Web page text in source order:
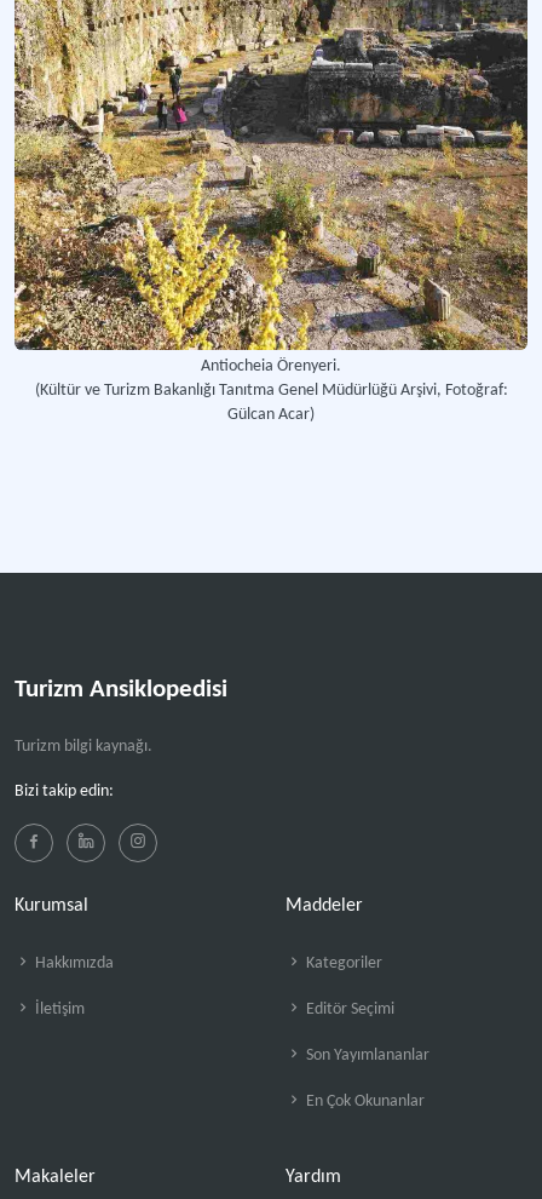
Antiocheia Örenyeri.
(Kültür ve Turizm Bakanlığı Tanıtma Genel Müdürlüğü Arşivi, Fotoğraf:
Gülcan Acar)
Turizm Ansiklopedisi
Turizm bilgi kaynağı.
Bizi takip edin:
Kurumsal
Hakkımızda
İletişim
Maddeler
Kategoriler
Editör Seçimi
Son Yayımlananlar
En Çok Okunanlar
Makaleler Yardım